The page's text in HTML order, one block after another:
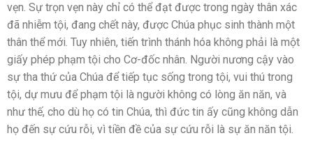
vẹn. Sự trọn vẹn này chỉ có thể đạt được trong ngày thân xác
đã nhiễm tội, đang chết này, được Chúa phục sinh thành một
thân thể mới. Tuy nhiên, tiến trình thánh hóa không phải là một
giấy phép phạm tội cho Cơ-đốc nhân. Người nương cậy vào
sự tha thứ của Chúa để tiếp tục sống trong tội, vui thú trong
tội, dự mưu để phạm tội là người không có lòng ăn năn, và
như thế, cho dù họ có tin Chúa, thì đức tin ấy cũng không dẫn
họ đến sự cứu rỗi, vì tiền đề của sự cứu rỗi là sự ăn năn tội.